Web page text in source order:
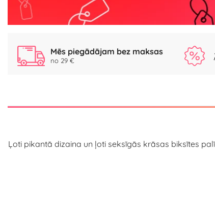
Mēs piegādājam bez maksas
no 29 €
Ļoti pikantā dizaina un ļoti seksīgās krāsas biksītes